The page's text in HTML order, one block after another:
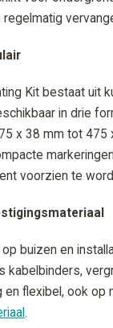
regelmatig
Kit bestaat uit
in drie
x 38 mm tot
voorzien te
buizen en
kabelbinders,
flexibel, ook op
.